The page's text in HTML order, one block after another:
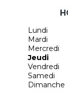
Lundi
Mardi
Mercredi
Jeudi
Vendredi
Samedi
Dimanche